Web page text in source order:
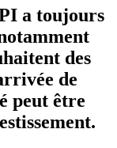
a toujours
des
de
peut être